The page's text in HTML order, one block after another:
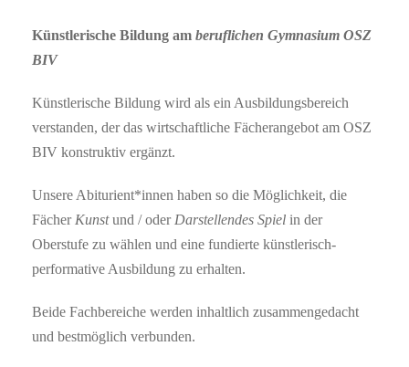
Künstlerische Bildung am beruflichen Gymnasium OSZ
BIV
Künstlerische Bildung wird als ein Ausbildungsbereich
verstanden, der das wirtschaftliche Fächerangebot am OSZ
BIV konstruktiv ergänzt.
Unsere Abiturient*innen haben so die Möglichkeit, die
Fächer Kunstund / oder Darstellendes Spiel in der
Oberstufe zu wählen und eine fundierte künstlerisch-
performative Ausbildung zu erhalten.
Beide Fachbereiche werden inhaltlich zusammengedacht
und bestmöglich verbunden.